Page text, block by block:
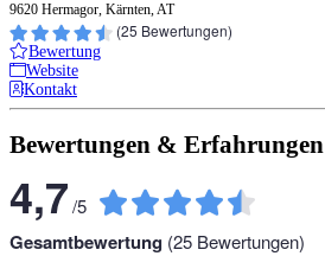
9620 Hermagor, Kärnten, AT
(25 Bewertungen)
Bewertung
Website
Kontakt
Bewertungen & Erfahrungen
4,7/5
Gesamtbewertung (25 Bewertungen)